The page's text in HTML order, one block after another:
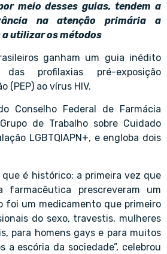
meio desses guias, tendem a
na atenção primária a
utilizar os métodos
ganham um guia inédito
das profilaxias pré-exposição
(PEP) ao vírus HIV.
Conselho Federal de Farmácia
de Trabalho sobre Cuidado
LGBTQIAPN+, e engloba dois
que é histórico: a primeira vez que
prescreveram um
foi um medicamento que primeiro
do sexo, travestis, mulheres
para homens gays e para muitos
a escória da sociedade”, celebrou